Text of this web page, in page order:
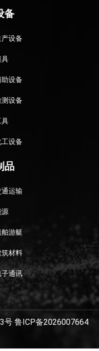
备
产设备
具
助设备
测设备
具
工设备
品
通运输
源
舶游艇
筑材料
子通讯
号 鲁ICP备2026007664